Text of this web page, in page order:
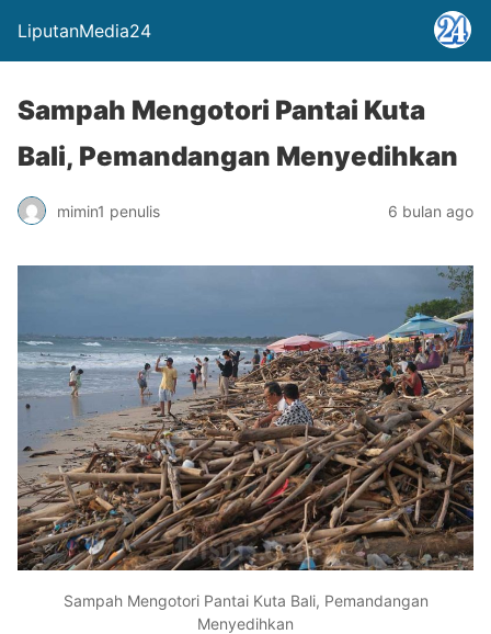
LiputanMedia24
Sampah Mengotori Pantai Kuta
Bali, Pemandangan Menyedihkan
mimin1 penulis 6 bulan ago
Sampah Mengotori Pantai Kuta Bali, Pemandangan
Menyedihkan